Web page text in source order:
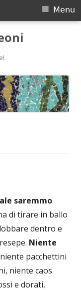
Menu
saremmo
di tirare in ballo
dentro e
Niente
pacchettini
niente caos
e dorati,